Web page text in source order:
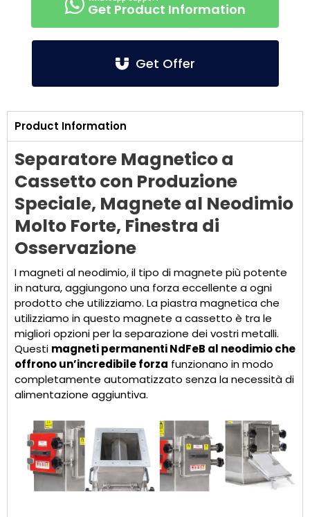
Get Product Information
Get Offer
Product Information
Separatore Magnetico a
Cassetto con Produzione
Speciale, Magnete al Neodimio
Molto Forte, Finestra di
Osservazione
I magneti al neodimio, il tipo di magnete più potente
in natura, aggiungono una forza eccellente a ogni
prodotto che utilizziamo. La piastra magnetica che
utilizziamo in questo magnete a cassetto è tra le
migliori opzioni per la separazione dei vostri metalli.
Questi magneti permanenti NdFeB al neodimio che
offrono un’incredibile forza funzionano in modo
completamente automatizzato senza la necessità di
alimentazione aggiuntiva.